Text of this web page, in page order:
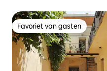
Favoriet van gasten
Favoriet van gasten